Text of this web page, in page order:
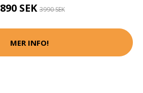
SEK3990 SEK
MER INFO!